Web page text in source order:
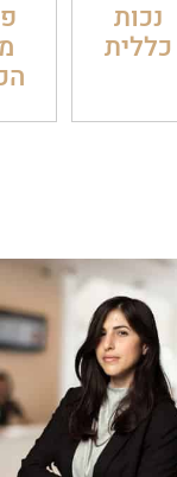
נכות
כללית